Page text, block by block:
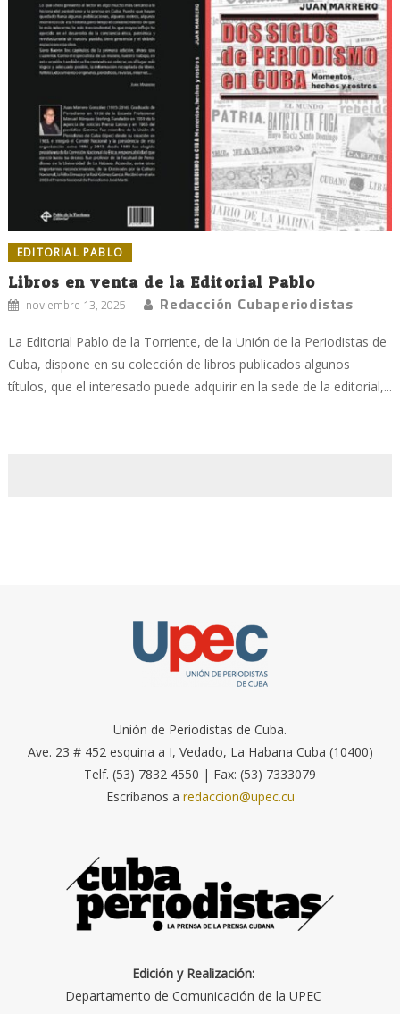
EDITORIAL PABLO
Libros en venta de la Editorial Pablo
noviembre 13, 2025 Redacción Cubaperiodistas
La Editorial Pablo de la Torriente, de la Unión de la Periodistas de
Cuba, dispone en su colección de libros publicados algunos
títulos, que el interesado puede adquirir en la sede de la editorial,...
Unión de Periodistas de Cuba.
Ave. 23 # 452 esquina a I, Vedado, La Habana Cuba (10400)
Telf. (53) 7832 4550 | Fax: (53) 7333079
Escríbanos a redaccion@upec.cu
Edición y Realización:
Departamento de Comunicación de la UPEC